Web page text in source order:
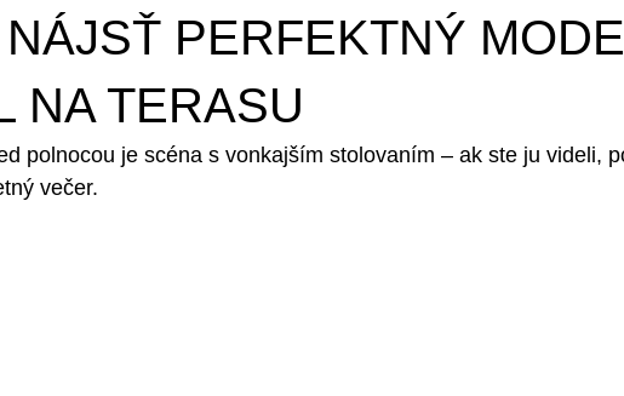
PERFEKTNÝ
NA TERASU
polnocou je scéna s vonkajším stolovaním – ak ste ju videli,
večer.